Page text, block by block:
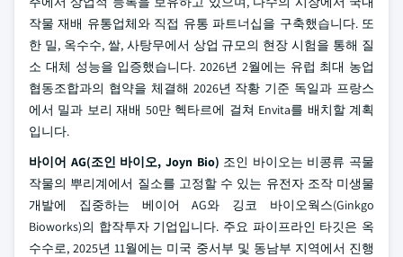
작물 재배 유통업체와 직접 유통 파트너십을 구축했습니다. 또
한 밀, 옥수수, 쌀, 사탕무에서 상업 규모의 현장 시험을 통해 질
소 대체 성능을 입증했습니다. 2026년 2월에는 유럽 최대 농업
협동조합과의 협약을 체결해 2026년 작황 기준 독일과 프랑스
에서 밀과 보리 재배 50만 헥타르에 걸쳐 Envita를 배치할 계획
입니다.
바이어 AG(조인 바이오, Joyn Bio) 조인 바이오는 비콩류 곡물
작물의 뿌리계에서 질소를 고정할 수 있는 유전자 조작 미생물
개발에 집중하는 베이어 AG와 깅코 바이오웍스(Ginkgo
Bioworks)의 합작투자 기업입니다. 주요 파이프라인 타깃은 옥
수수로, 2025년 11월에는 미국 중서부 및 동남부 지역에서 진행